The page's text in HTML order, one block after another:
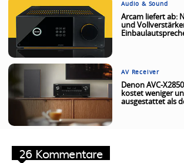
Audio & Sound
Arcam liefert ab:
und
AV Receiver
Denon AVC-
kostet weniger
ausgestattet als
26 Kommentare